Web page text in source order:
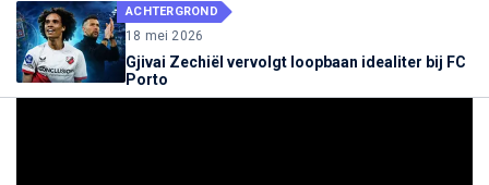
ACHTERGROND
18 mei 2026
Gjivai Zechiël vervolgt loopbaan idealiter bij FC
Porto